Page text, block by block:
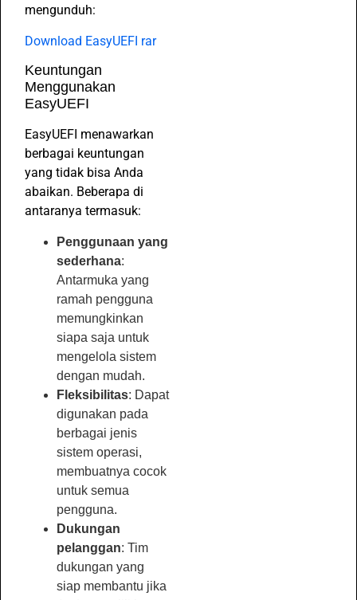
mengunduh:
Download EasyUEFI rar
Keuntungan
Menggunakan
EasyUEFI
EasyUEFI menawarkan
berbagai keuntungan
yang tidak bisa Anda
abaikan. Beberapa di
antaranya termasuk:
Penggunaan yang
sederhana:
Antarmuka yang
ramah pengguna
memungkinkan
siapa saja untuk
mengelola sistem
dengan mudah.
Fleksibilitas: Dapat
digunakan pada
berbagai jenis
sistem operasi,
membuatnya cocok
untuk semua
pengguna.
Dukungan
pelanggan: Tim
dukungan yang
siap membantu jika